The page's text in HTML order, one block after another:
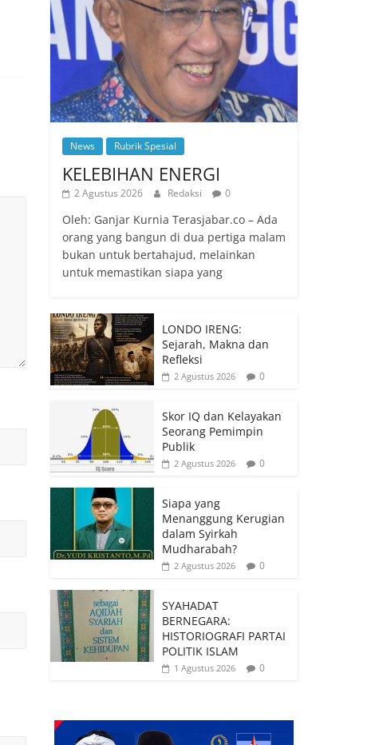
News Rubrik Spesial
KELEBIHAN ENERGI
2 Agustus 2026 Redaksi 0
Oleh: Ganjar Kurnia Terasjabar.co – Ada
orang yang bangun di dua pertiga malam
bukan untuk bertahajud, melainkan
untuk memastikan siapa yang
LONDO IRENG:
Sejarah, Makna dan
Refleksi
2 Agustus 2026 0
Skor IQ dan Kelayakan
Seorang Pemimpin
Publik
2 Agustus 2026 0
Siapa yang
Menanggung Kerugian
dalam Syirkah
Mudharabah?
2 Agustus 2026 0
SYAHADAT
BERNEGARA:
HISTORIOGRAFI PARTAI
POLITIK ISLAM
1 Agustus 2026 0